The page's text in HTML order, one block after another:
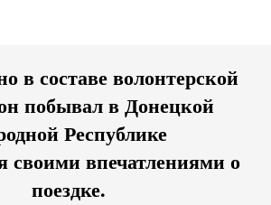
в составе волонтерской
побывал в Донецкой
Республике
своими впечатлениями о
поездке.